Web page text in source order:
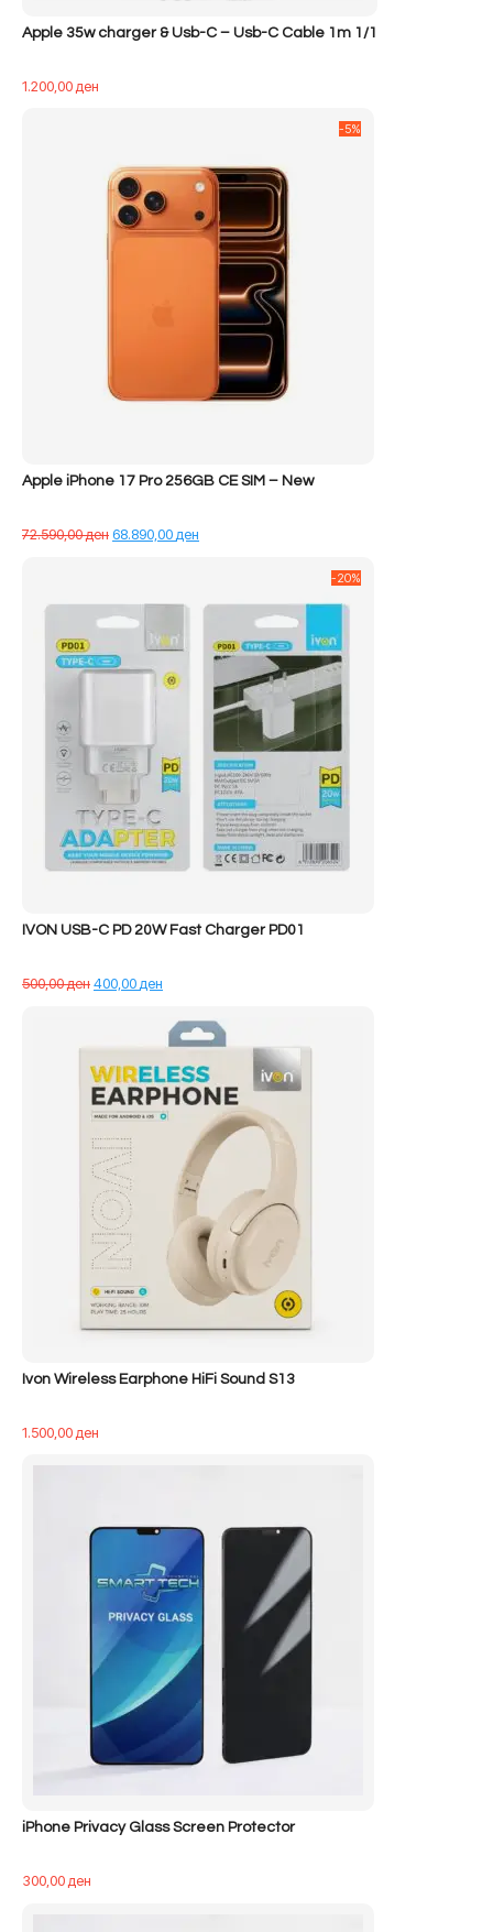
Apple 35w charger & Usb-C – Usb-C Cable 1m 1/1
1.200,00ден
Apple iPhone 17 Pro 256GB CE SIM – New
72.590,00денÇmimi
68.890,00ден
68.890,00 ден.
-5%
IVON USB-C PD 20W Fast Charger PD01
500,00денÇmimi
400,00ден
tanishëm
është:
400,00 ден.
-20%
Ivon Wireless Earphone HiFi Sound S13
1.500,00ден
iPhone Privacy Glass Screen Protector
300,00ден